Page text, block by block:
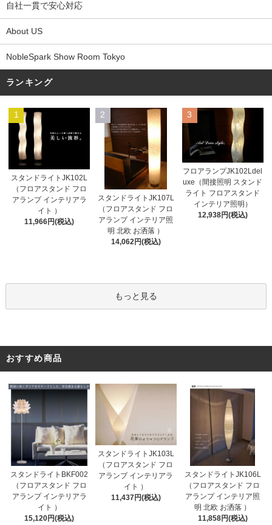
自社一貫で安心対応
About US
NobleSpark Show Room Tokyo
ランキング
1
スタンドライトJK102L
（フロアスタンド フロ
アランプ インテリアラ
イト ）
11,966円(税込)
2
スタンドライトJK107L
（フロアスタンド フロ
アランプ インテリア照
明 北欧 お洒落 ）
14,062円(税込)
3
フロアランプJK102Ldel
uxe（間接照明 スタンド
ライト フロアスタンド
インテリア照明）
12,938円(税込)
もっと見る
おすすめ商品
スタンドライトBKF002
（フロアスタンド フロ
アランプ インテリアラ
イト ）
15,120円(税込)
スタンドライトJK103L
（フロアスタンド フロ
アランプ インテリアラ
イト ）
11,437円(税込)
スタンドライトJK106L
（フロアスタンド フロ
アランプ インテリア照
明 北欧 お洒落 ）
11,858円(税込)